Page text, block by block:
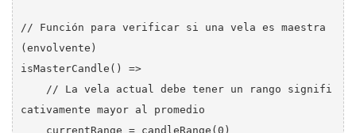
// Función para verificar si una vela es maestra
(envolvente)
isMasterCandle() =>
cativamente mayor al promedio